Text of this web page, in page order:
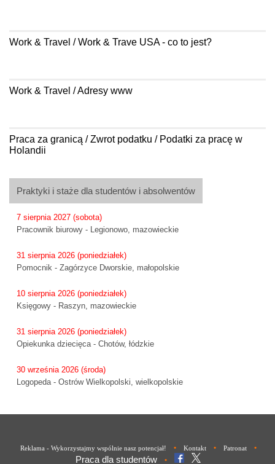
Praktyki i staże dla studentów i absolwentów
7 sierpnia 2027 (sobota)
Pracownik biurowy - Legionowo, mazowieckie
31 sierpnia 2026 (poniedziałek)
Pomocnik - Zagórzyce Dworskie, małopolskie
10 sierpnia 2026 (poniedziałek)
Księgowy - Raszyn, mazowieckie
31 sierpnia 2026 (poniedziałek)
Opiekunka dziecięca - Chotów, łódzkie
30 września 2026 (środa)
Logopeda - Ostrów Wielkopolski, wielkopolskie
Work & Travel / Work & Trave USA - co to jest?
Work & Travel / Adresy www
Praca za granicą / Zwrot podatku / Podatki za pracę w
Holandii
Reklama - Wykorzystajmy wspólnie nasz potencjał! • Kontakt • Patronat •
Praca dla studentów •